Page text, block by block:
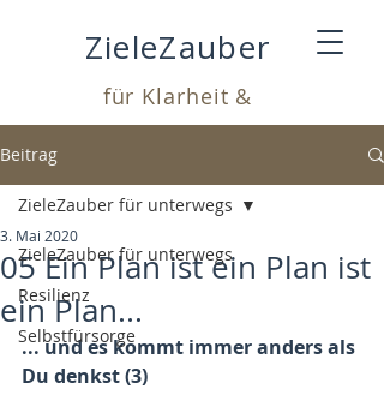
ZieleZauber
für Klarheit &
Beitrag
ZieleZauber für unterwegs
Resilienz
Selbstfürsorge
ZieleZauber für unterwegs
05 Ein Plan ist ein Plan ist
ein Plan...
3. Mai 2020
... und es kommt immer anders als
Du denkst (3)